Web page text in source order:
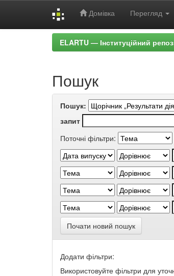
Домівка Перегляд
ELARTU — Інституційний
Пошук
Пошук:
запит
Поточні фільтри:
Почати новий пошук
Додати фільтри:
Використовуйте фільтри для